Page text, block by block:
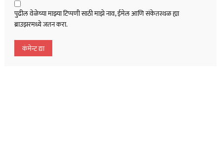
पुढील वेळेच्या माझ्या टिप्पणी साठी माझे नाव, ईमेल आणि संकेतस्थळ ह्या
ब्राउझरमध्ये जतन करा.